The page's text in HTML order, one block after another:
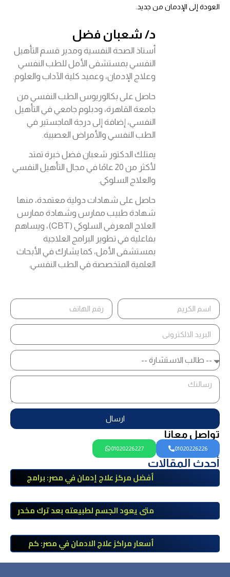
العودة إلى الإدمان من جديد.
د/ شعبان فضل
أستاذ الصحة النفسية ومدير قسم التأهيل
النفسي بمستشفى الأمل للطب النفسي
وعلاج الإدمان، وعميد كلية الآداب والعلوم.
حاصل على بكالوريوس الطب النفسي من
جامعة القاهرة، ودبلوم جامعي في التأهيل
النفسي، إضافة إلى درجة الماجستير في
الطب النفسي والأمراض العصبية.
يمتلك الدكتور شعبان فضل خبرة تمتد
لأكثر من 20 عامًا في مجال التأهيل النفسي
والعلاج السلوكي.
حاصل على شهادات دولية معتمدة، منها
شهادة طبيب ممارس وشهادة ممارس
العلاج المعرفي السلوكي (CBT)، ويساهم
بفاعلية في تطوير البرامج العلاجية
بمستشفى الأمل، كما يشارك في الأبحاث
العلمية المتخصصة في الطب النفسي.
ارسال
تواصل معانا
01020226226
01020226227
أحدث المقالات
أفضل مركز علاج إدمان في مصر: برامج
طبي
متى يعود الجسم لطبيعته بعد ترك مخدر
أسعار مراكز علاج الادمان في مصر: كم